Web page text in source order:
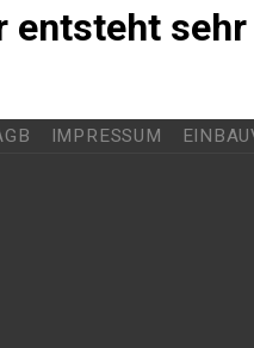
entsteht
IMPRESSUM